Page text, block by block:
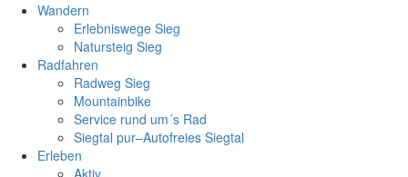
Wandern
Erlebniswege Sieg
Natursteig Sieg
Radfahren
Radweg Sieg
Mountainbike
Service rund um´s Rad
Siegtal pur–Autofreies Siegtal
Erleben
Aktiv